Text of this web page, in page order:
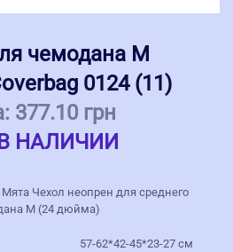
чемодана M
0124 (11)
377.10 грн
НАЛИЧИИ
Мята Чехол неопрен для среднего
M (24 дюйма)
57-62*42-45*23-27 см